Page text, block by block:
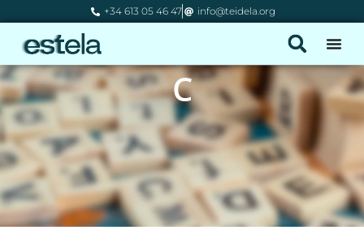
+34 613 05 46 47 info@teidela.org
C